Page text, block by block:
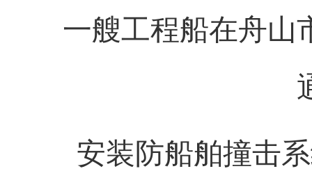
一艘工程船在舟山
安装防船舶撞击